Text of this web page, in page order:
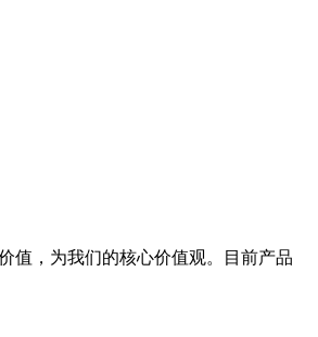
值，为我们的核心价值观。目前产品